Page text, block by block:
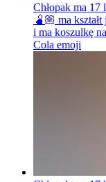
Chłopak ma 17
🫄🏼 ma
i ma koszulkę
Cola emoji